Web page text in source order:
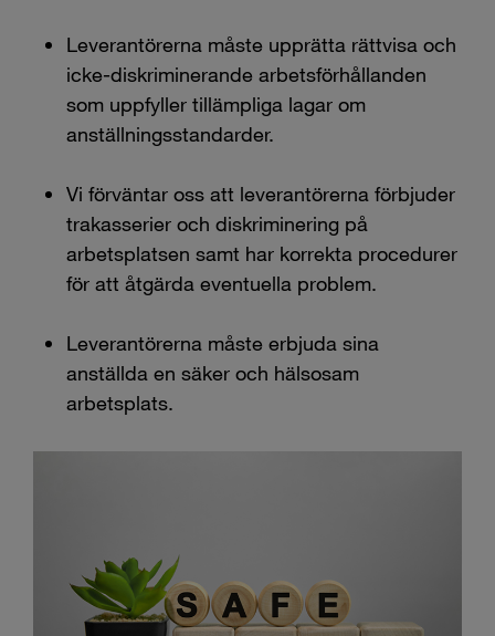
Leverantörerna måste upprätta rättvisa och
icke-diskriminerande arbetsförhållanden
som uppfyller tillämpliga lagar om
anställningsstandarder.
Vi förväntar oss att leverantörerna förbjuder
trakasserier och diskriminering på
arbetsplatsen samt har korrekta procedurer
för att åtgärda eventuella problem.
Leverantörerna måste erbjuda sina
anställda en säker och hälsosam
arbetsplats.